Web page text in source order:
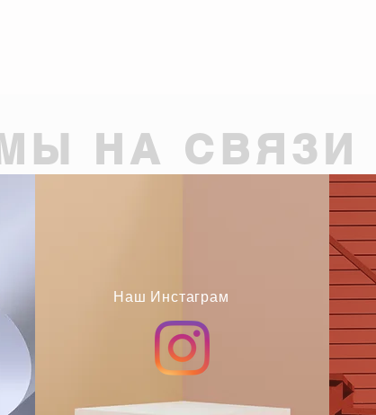
ҚОНАР -ХХІ ҒАСЫР»
врачебную деятельность серия ЛП №0010922DX от 12.04.2010 года
НА СВЯЗИ
Наш Инстаграм